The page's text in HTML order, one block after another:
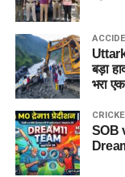
परिसर को आधुनिक
केंद्र भी खोले जाएंगे।
उपलब्ध कराई जा
बच्चों को रहने की जगह
है, जहां वे खुद को
सकें।
5 एकड़ जमीन
बड़ा
भरा
SOB